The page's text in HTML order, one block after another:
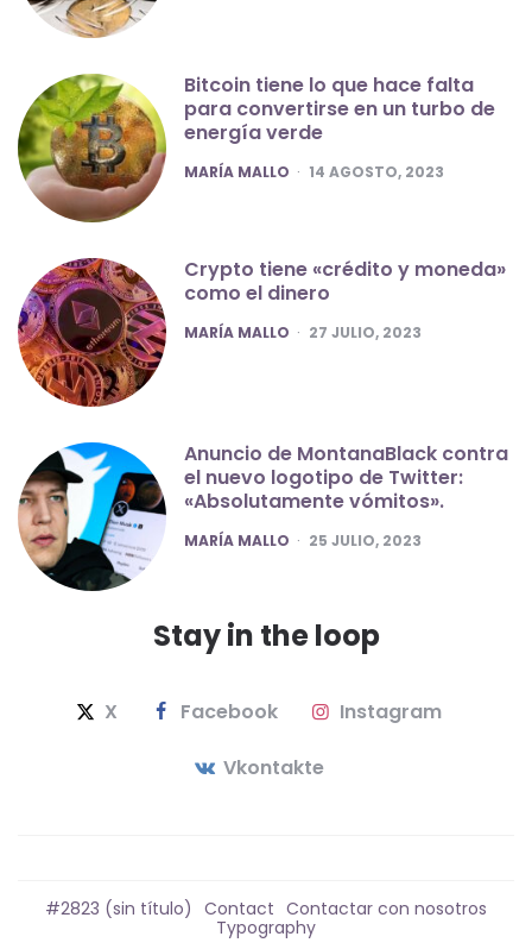
Bitcoin tiene lo que hace falta
para convertirse en un turbo de
energía verde
POSTED
MARÍA MALLO 14 AGOSTO, 2023
Crypto tiene «crédito y moneda»
como el dinero
POSTED
MARÍA MALLO 27 JULIO, 2023
Anuncio de MontanaBlack contra
el nuevo logotipo de Twitter:
«Absolutamente vómitos».
POSTED
MARÍA MALLO 25 JULIO, 2023
Stay in the loop
X Facebook Instagram
Vkontakte
#2823 (sin título) Contact Contactar con nosotros
Typography